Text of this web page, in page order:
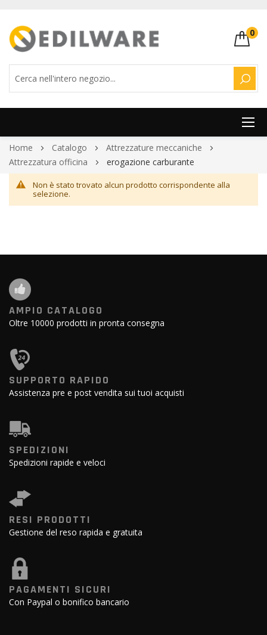
0
Salta
al
contenuto
Home Catalogo
Attrezzature meccaniche
Attrezzatura officina
erogazione carburante
Non è stato trovato alcun prodotto corrispondente alla
selezione.
AMPIO CATALOGO
Oltre 10000 prodotti in pronta consegna
SUPPORTO RAPIDO
Assistenza pre e post vendita sui tuoi acquisti
SPEDIZIONI
Spedizioni rapide e veloci
RESI PRODOTTI
Gestione del reso rapida e gratuita
PAGAMENTI SICURI
Con Paypal o bonifico bancario